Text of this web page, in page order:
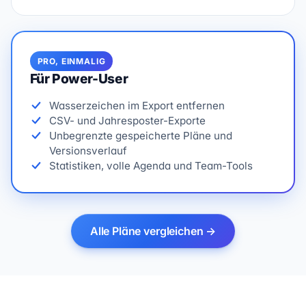
PRO, EINMALIG
Für Power-User
Wasserzeichen im Export entfernen
CSV- und Jahresposter-Exporte
Unbegrenzte gespeicherte Pläne und
Versionsverlauf
Statistiken, volle Agenda und Team-Tools
Alle Pläne vergleichen →